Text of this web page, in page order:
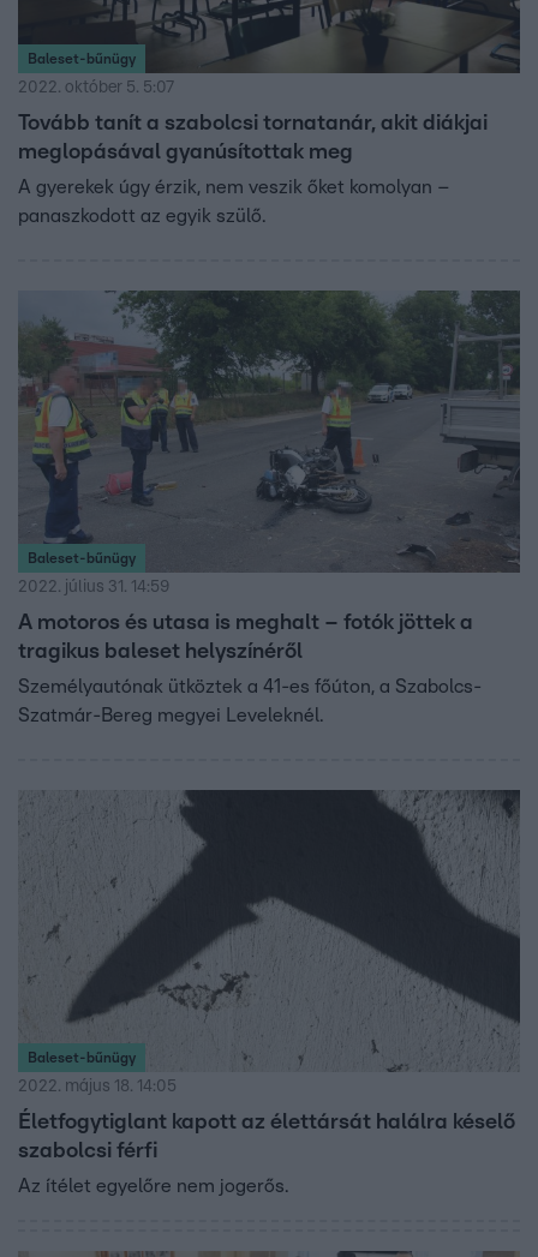
Baleset-bűnügy
2022. október 5. 5:07
Tovább tanít a szabolcsi tornatanár, akit diákjai
meglopásával gyanúsítottak meg
A gyerekek úgy érzik, nem veszik őket komolyan –
panaszkodott az egyik szülő.
Baleset-bűnügy
2022. július 31. 14:59
A motoros és utasa is meghalt – fotók jöttek a
tragikus baleset helyszínéről
Személyautónak ütköztek a 41-es főúton, a Szabolcs-
Szatmár-Bereg megyei Leveleknél.
Baleset-bűnügy
2022. május 18. 14:05
Életfogytiglant kapott az élettársát halálra késelő
szabolcsi férfi
Az ítélet egyelőre nem jogerős.